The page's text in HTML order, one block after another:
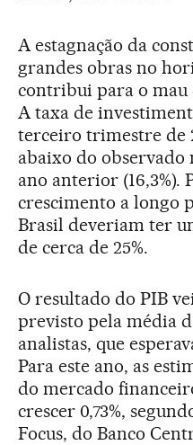
A estagnação da
grandes obras no
contribui para o mau
A taxa de
terceiro trimestre de
abaixo do
ano anterior (16,3%).
crescimento a longo
Brasil deveriam ter
de cerca de 25%.
O resultado do PIB
previsto pela média
analistas, que
Para este ano, as
do mercado
crescer 0,73%,
Focus, do Banco